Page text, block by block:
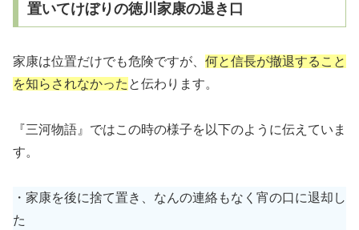
置いてけぼりの徳川家康の退き口
家康は位置だけでも危険ですが、 何と信長が撤退すること
を知らされなかった と伝わります。
『三河物語』ではこの時の様子を以下のように伝えていま
す。
・家康を後に捨て置き、なんの連絡もなく宵の口に退却し
た